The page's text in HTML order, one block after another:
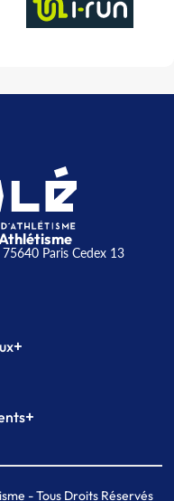
Paris Cedex 13
+
+
indoor
Paris- Tous Droits Réservés